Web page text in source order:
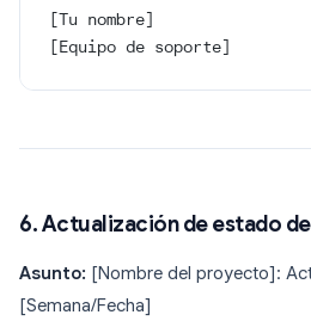
[Tu nombre]
[Equipo de soporte]
6. Actualización de estado
Asunto: [Nombre del proyecto]:
[Semana/Fecha]